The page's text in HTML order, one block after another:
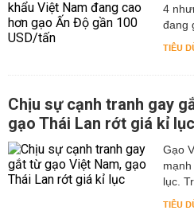
4
đang
TIÊU
Chịu sự cạnh tranh gay
gạo Thái Lan rớt giá kỉ lục
Gạo
lục.
TIÊU